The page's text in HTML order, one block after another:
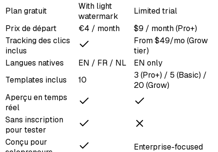
Plan gratuit
With light
watermark
Limited trial
Prix de départ
€4 / month
$9 / month (Pro+)
Tracking des clics
inclus
From $49/mo (Grow
tier)
Langues natives
EN / FR / NL
EN only
Templates inclus
10
3 (Pro+) / 5 (Basic) /
20 (Grow)
Aperçu en temps
réel
Sans inscription
pour tester
Conçu pour
Enterprise-focused